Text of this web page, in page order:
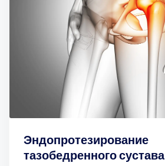
Эндопротезирование
тазобедренного сустава